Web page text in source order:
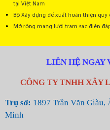
tại Việt Nam
Bộ Xây dựng đề xuất hoàn thiện
Mở rộng mạng lưới trạm sạc điện
LIÊN HỆ NGAY
CÔNG TY TNHH XÂY
Trụ sở: 1897 Trần Văn
Minh